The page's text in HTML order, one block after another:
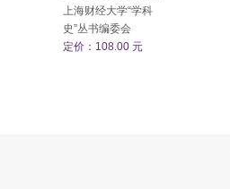
上海财经大学“学科
史”丛书编委会
定价：108.00 元